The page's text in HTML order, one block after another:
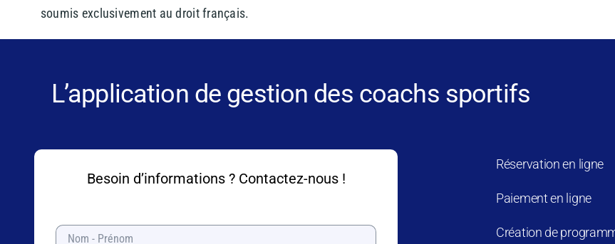
soumis exclusivement au droit français.
L’application de gestion des coachs sportifs
Besoin d’informations ? Contactez-nous !
Réservation en ligne
Paiement en ligne
Création de